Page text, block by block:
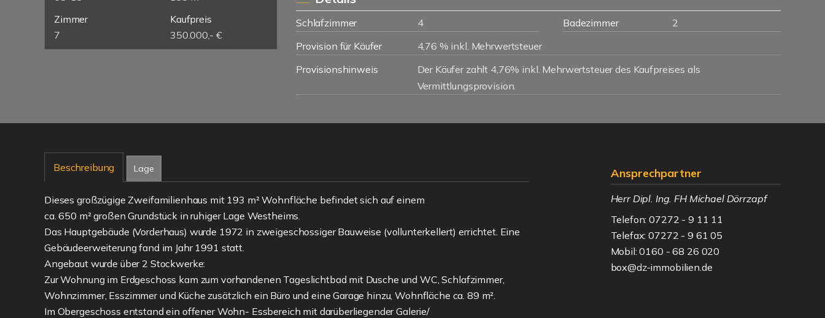
Zimmer
7
Kaufpreis
350.000,- €
Schlafzimmer 4 Badezimmer
2
Provision für Käufer
4,76 % inkl. Mehrwertsteuer
Provisionshinweis
Der Käufer zahlt 4,76% inkl. Mehrwertsteuer des Kaufpreises als
Vermittlungsprovision.
Beschreibung Lage
Dieses großzügige Zweifamilienhaus mit 193 m² Wohnfläche befindet sich auf einem
ca. 650 m² großen Grundstück in ruhiger Lage Westheims.
Das Hauptgebäude (Vorderhaus) wurde 1972 in zweigeschossiger Bauweise (vollunterkellert) errichtet. Eine
Gebäudeerweiterung fand im Jahr 1991 statt.
Angebaut wurde über 2 Stockwerke:
Zur Wohnung im Erdgeschoss kam zum vorhandenen Tageslichtbad mit Dusche und WC, Schlafzimmer,
Wohnzimmer, Esszimmer und Küche zusätzlich ein Büro und eine Garage hinzu, Wohnfläche ca. 89 m².
Im Obergeschoss entstand ein offener Wohn- Essbereich mit darüberliegender Galerie/
Ansprechpartner
Herr Dipl. Ing. FH Michael Dörrzapf
Telefon: 07272 - 9 11 11
Telefax: 07272 - 9 61 05
Mobil: 0160 - 68 26 020
box@dz-immobilien.de